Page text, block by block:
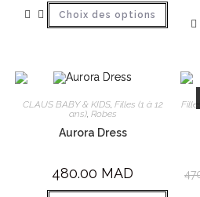
Choix des options
CLAUS BABY & KIDS, Filles (1 à 12
ans), Robes
Aurora Dress
480.00 MAD